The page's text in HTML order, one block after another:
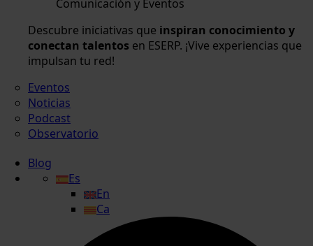
Comunicación y Eventos
Descubre iniciativas que inspiran conocimiento y
conectan talentos en ESERP. ¡Vive experiencias que
impulsan tu red!
Eventos
Noticias
Podcast
Observatorio
Blog
Es
En
Ca